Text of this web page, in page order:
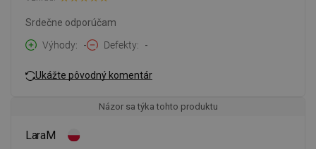
Srdečne odporúčam
Výhody
- Defekty -
Ukážte pôvodný komentár
Názor sa týka tohto produktu
LaraM